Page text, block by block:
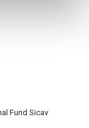
Fund Sicav